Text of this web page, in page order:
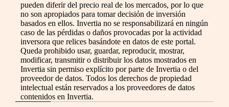
pueden diferir del precio real de los mercados, por lo que
no son apropiados para tomar decisión de inversión
basados en ellos. Invertia no se responsabilizará en ningún
caso de las pérdidas o daños provocadas por la actividad
inversora que relices basándote en datos de este portal.
Queda prohibido usar, guardar, reproducir, mostrar,
modificar, transmitir o distribuir los datos mostrados en
Invertia sin permiso explícito por parte de Invertia o del
proveedor de datos. Todos los derechos de propiedad
intelectual están reservados a los proveedores de datos
contenidos en Invertia.